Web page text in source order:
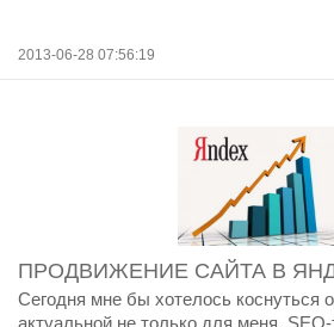
2013-06-28 07:56:19
ПРОДВИЖЕНИЕ САЙТА В
Сегодня мне бы хотелось коснуться